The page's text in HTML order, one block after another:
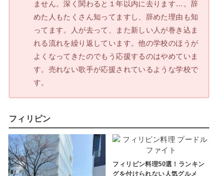
ません。深く関わると１年以内に去ります…。辞
めた人もたくさん知ってますし、辞めた理由も知
ってます。人が去って、また新しい人が巻き込ま
れる流れを繰り返しています。他の学校のほうが
よくなってきたのでもう応援するのはやめていま
す。売れない歌手が応援されているような学校で
す。
フィリピン
フィリピン料理50選！ランキン
グを付けられない人気グルメ